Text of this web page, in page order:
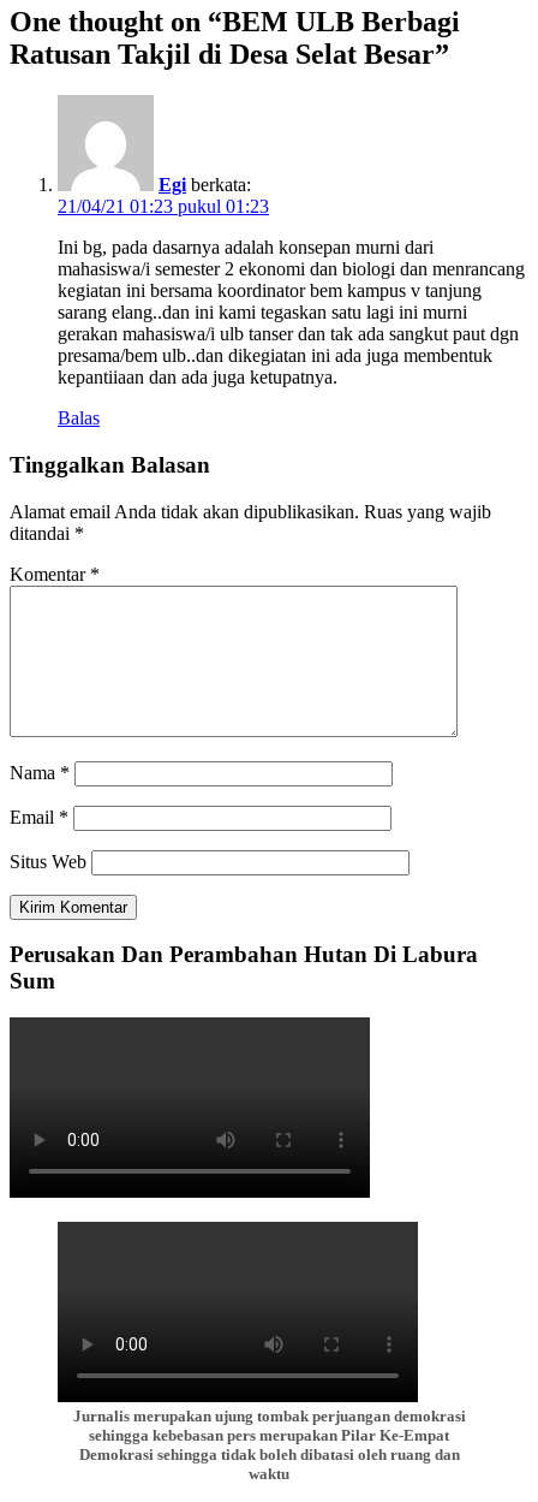
One thought on “BEM ULB Berbagi
Ratusan Takjil di Desa Selat Besar”
Egi berkata:
21/04/21 01:23 pukul 01:23
Ini bg, pada dasarnya adalah konsepan murni dari
mahasiswa/i semester 2 ekonomi dan biologi dan menrancang
kegiatan ini bersama koordinator bem kampus v tanjung
sarang elang..dan ini kami tegaskan satu lagi ini murni
gerakan mahasiswa/i ulb tanser dan tak ada sangkut paut dgn
presama/bem ulb..dan dikegiatan ini ada juga membentuk
kepantiiaan dan ada juga ketupatnya.
Balas
Tinggalkan Balasan
Alamat email Anda tidak akan dipublikasikan. Ruas yang wajib
ditandai *
Komentar *
Nama *
Email *
Situs Web
Perusakan Dan Perambahan Hutan Di Labura
Sum
Jurnalis merupakan ujung tombak perjuangan demokrasi
sehingga kebebasan pers merupakan Pilar Ke-Empat
Demokrasi sehingga tidak boleh dibatasi oleh ruang dan
waktu